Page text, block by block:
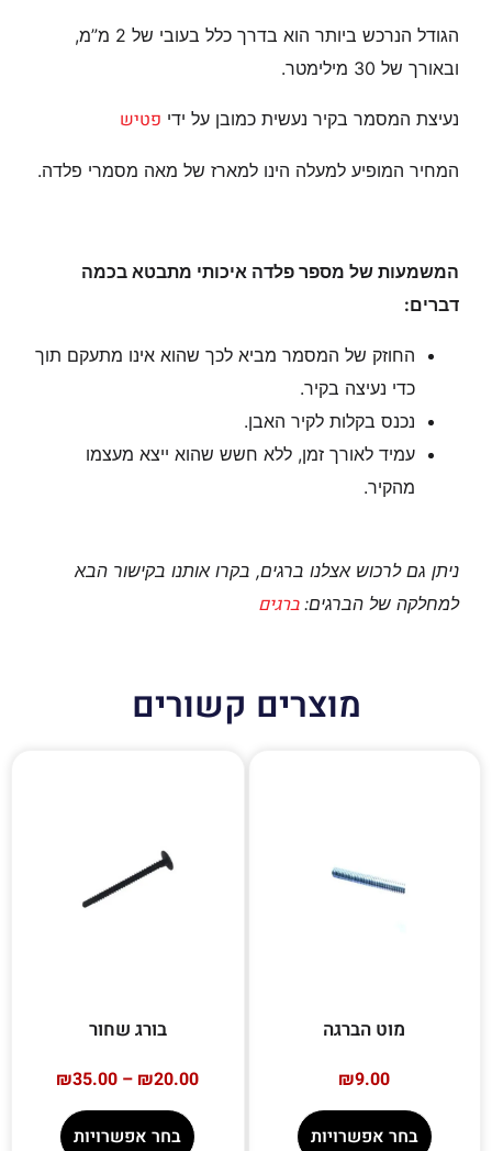
הגודל הנרכש ביותר הוא בדרך כלל בעובי של 2 מ”מ,
ובאורך של 30 מילימטר.
נעיצת המסמר בקיר נעשית כמובן על ידי פטיש
המחיר המופיע למעלה הינו למארז של מאה מסמרי פלדה.
המשמעות של מספר פלדה איכותי מתבטא בכמה
דברים:
החוזק של המסמר מביא לכך שהוא אינו מתעקם תוך
כדי נעיצה בקיר.
נכנס בקלות לקיר האבן.
עמיד לאורך זמן, ללא חשש שהוא ייצא מעצמו
מהקיר.
ניתן גם לרכוש אצלנו ברגים, בקרו אותנו בקישור הבא
למחלקה של הברגים:ברגים
מוצרים קשורים
מוט הברגה
₪9.00
בחר אפשרויות
בורג שחור
₪20.00
–
₪35.00
בחר אפשרויות